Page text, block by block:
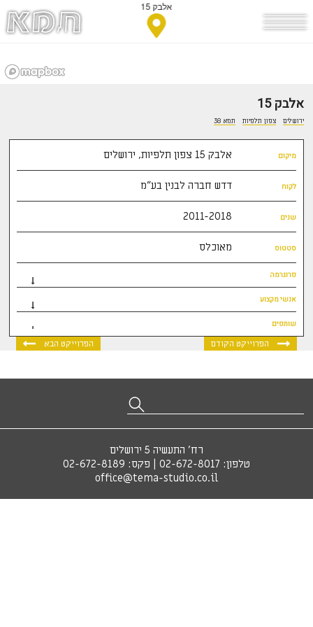
אלבק 15
מיקום אלבק 15 צפון תלפיות, ירושלים
לקוח דדש חברה לבנין בע"מ
שנים 2011-2018
סטטוס מאוכלס
פרוגרמה
אנשי מקצוע
שותפים
אלבק 15
ירושלים צפון תלפיות תמא 38
הפרוייקט הקודם הפרוייקט הבא
רח' התעשיה 5 ירושלים
טלפון: 02-672-8017 | פקס: 02-672-8189
office@tema-studio.co.il